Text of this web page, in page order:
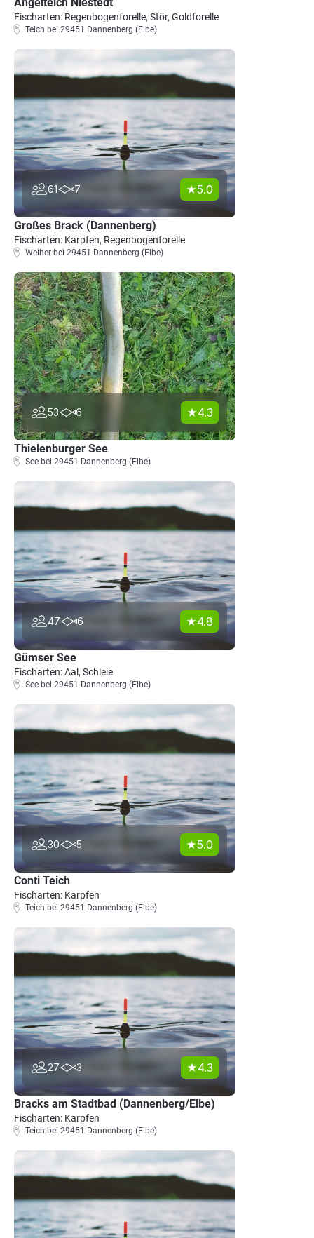
Fischarten: Regenbogenforelle, Stör, Goldforelle
Teich bei 29451 Dannenberg (Elbe)
61 7 5.0
Großes Brack (Dannenberg)
Fischarten: Karpfen, Regenbogenforelle
Weiher bei 29451 Dannenberg (Elbe)
53 6 4.3
Thielenburger See
See bei 29451 Dannenberg (Elbe)
47 6 4.8
Gümser See
Fischarten: Aal, Schleie
See bei 29451 Dannenberg (Elbe)
30 5 5.0
Conti Teich
Fischarten: Karpfen
Teich bei 29451 Dannenberg (Elbe)
27 3 4.3
Bracks am Stadtbad (Dannenberg/Elbe)
Fischarten: Karpfen
Teich bei 29451 Dannenberg (Elbe)